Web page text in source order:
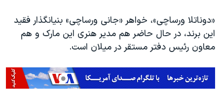
«دوناتلا ورساچی»، خواهر «جانی ورساچی» بنیانگذار فقید
این برند، در حال حاضر هم مدیر هنری این مارک و هم
معاون رئیس دفتر مستقر در میلان است.